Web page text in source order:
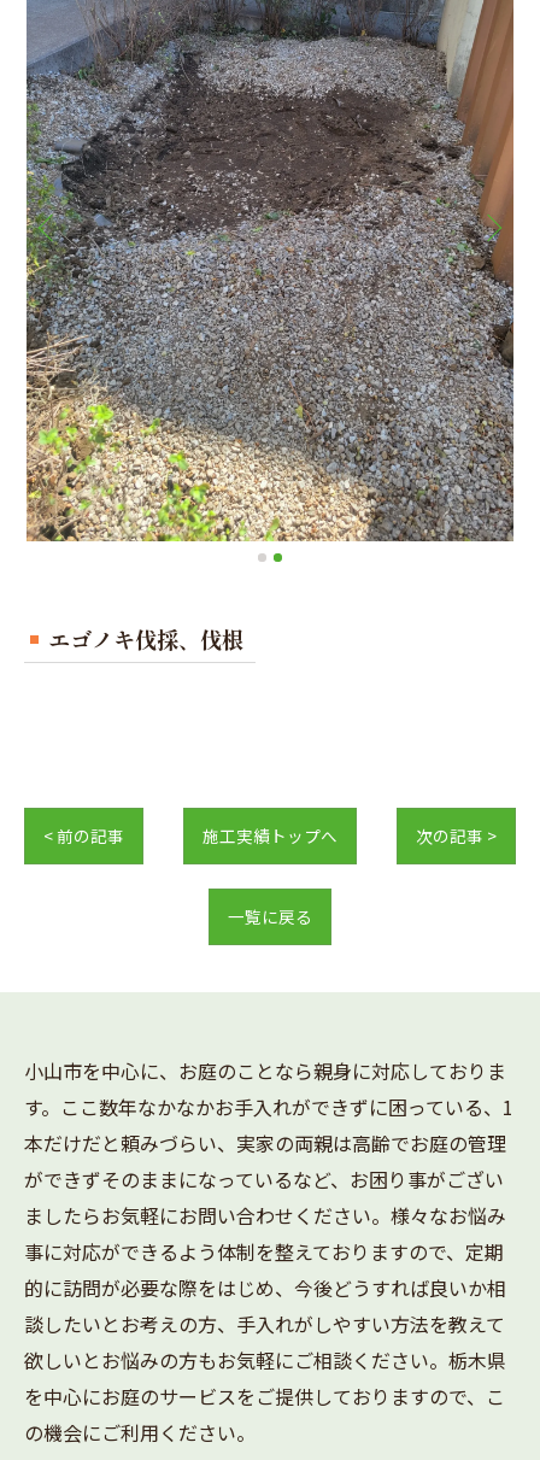
エゴノキ伐採、伐根
< 前の記事 施工実績トップへ 次の記事 >
一覧に戻る
小山市を中心に、お庭のことなら親身に対応しておりま
す。ここ数年なかなかお手入れができずに困っている、1
本だけだと頼みづらい、実家の両親は高齢でお庭の管理
ができずそのままになっているなど、お困り事がござい
ましたらお気軽にお問い合わせください。様々なお悩み
事に対応ができるよう体制を整えておりますので、定期
的に訪問が必要な際をはじめ、今後どうすれば良いか相
談したいとお考えの方、手入れがしやすい方法を教えて
欲しいとお悩みの方もお気軽にご相談ください。栃木県
を中心にお庭のサービスをご提供しておりますので、こ
の機会にご利用ください。